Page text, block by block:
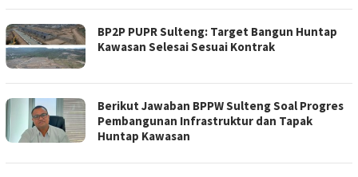
BP2P PUPR Sulteng: Target Bangun Huntap
Kawasan Selesai Sesuai Kontrak
Berikut Jawaban BPPW Sulteng Soal Progres
Pembangunan Infrastruktur dan Tapak
Huntap Kawasan